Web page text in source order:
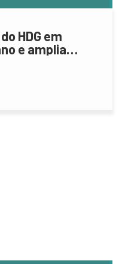
HDG em
e amplia
o